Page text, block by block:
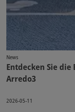
News
Entdecken Sie
Arredo3
2026-05-11